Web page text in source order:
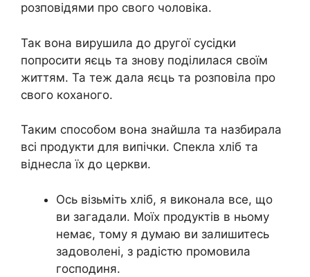
розповідями про свого чоловіка.
Так вона вирушила до другої сусідки
попросити яєць та знову поділилася своїм
життям. Та теж дала яєць та розповіла про
свого коханого.
Таким способом вона знайшла та назбирала
всі продукти для випічки. Спекла хліб та
віднесла їх до церкви.
Ось візьміть хліб, я виконала все, що
ви загадали. Моїх продуктів в ньому
немає, тому я думаю ви залишитесь
задоволені, з радістю промовила
господиня.